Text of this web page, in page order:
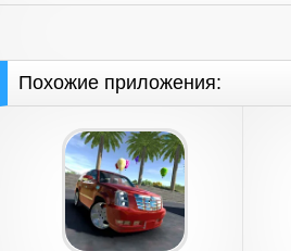
Похожие приложения: